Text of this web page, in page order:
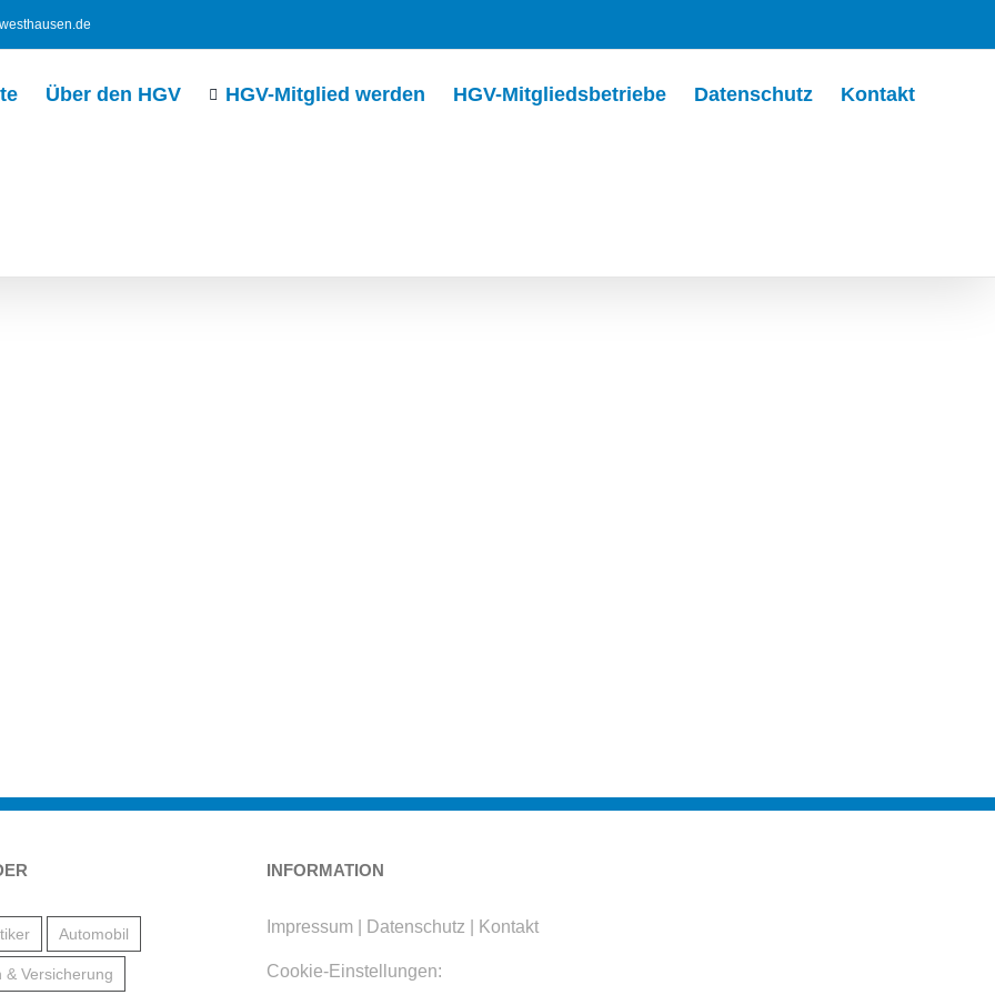
Über den HGV HGV-Mitglied werden HGV-Mitgliedsbetriebe Datenschutz Kontakt
Automobil
& Versicherung
INFORMATION
Impressum Datenschutz Kontakt
Cookie-Einstellungen: